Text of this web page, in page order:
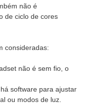
não é
de ciclo de cores
consideradas:
não é sem fio, o
software para ajustar
ou modos de luz.